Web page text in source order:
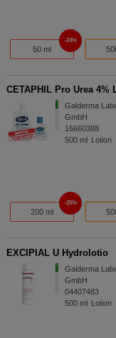
50 ml
24%
CETAPHIL Pro Urea 4%
Galderma
GmbH
16660388
500 ml Lotion
200 ml
25%
EXCIPIAL U Hydrolotio
Galderma
GmbH
04407483
500 ml Lotion